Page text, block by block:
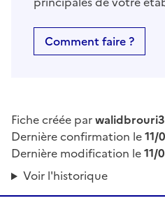
Comment faire ?
Fiche créée parwalidbrouri3
Dernière confirmation le11/
Dernière modification le11/
Voir l'historique